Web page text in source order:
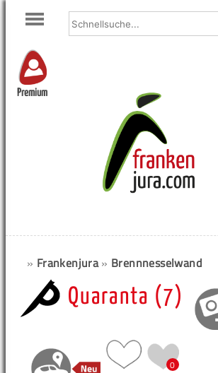
Premium
» Frankenjura» Brennnesselwand
Quaranta (7)
0